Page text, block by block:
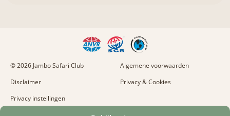
© 2026 Jambo Safari Club
Algemene voorwaarden
Disclaimer
Privacy & Cookies
Privacy instellingen